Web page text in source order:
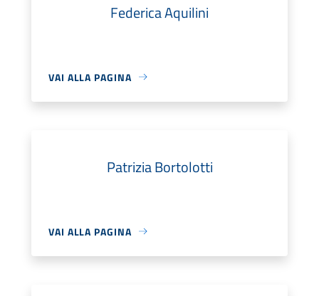
Federica Aquilini
VAI ALLA PAGINA
Patrizia Bortolotti
VAI ALLA PAGINA